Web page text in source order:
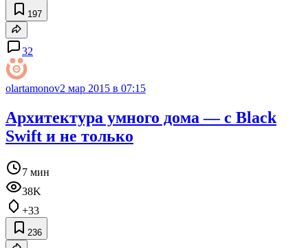
197
32
olartamonov2 мар 2015 в 07:15
Архитектура умного дома — с Black
Swift и не только
7 мин
38K
+33
236